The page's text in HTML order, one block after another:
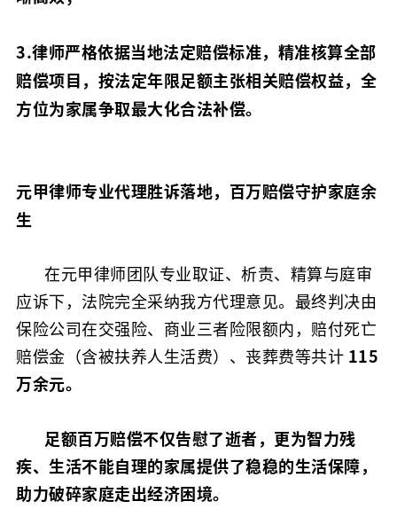
3.律师严格依据当地法定赔偿标准，精准核算全部
赔偿项目，按法定年限足额主张相关赔偿权益， 全
方位为家属争取最大化合法补偿。
元甲律师专业代理胜诉落地， 百万赔偿守护家庭余
生
在元甲律师团队专业取证、析责、精算与庭审
应诉下，法院完全采纳我方代理意见。最终判决由
保险公司在交强险、商业三者险限额内，赔付死亡
赔偿金（含被扶养人生活费）、丧葬费等共计 115
万余元。
足额百万赔偿不仅告慰了逝者，更为智力残
疾、生活不能自理的家属提供了稳稳的生活保障，
助力破碎家庭走出经济困境。